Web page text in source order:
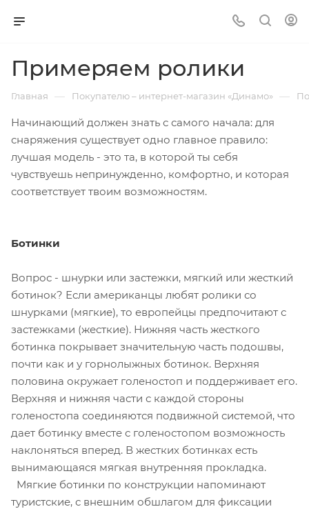
Примеряем ролики
Главная — Покупателю – интернет-магазин «Динамо» —
Начинающий должен знать с самого начала: для
снаряжения существует одно главное правило:
лучшая модель - это та, в которой ты себя
чувствуешь непринужденно, комфортно, и которая
соответствует твоим возможностям.
Ботинки
Вопрос - шнурки или застежки, мягкий или жесткий
ботинок? Если американцы любят ролики со
шнурками (мягкие), то европейцы предпочитают с
застежками (жесткие). Нижняя часть жесткого
ботинка покрывает значительную часть подошвы,
почти как и у горнолыжных ботинок. Верхняя
половина окружает голеностоп и поддерживает его.
Верхняя и нижняя части с каждой стороны
голеностопа соединяются подвижной системой, что
дает ботинку вместе с голеностопом возможность
наклоняться вперед. В жестких ботинках есть
вынимающаяся мягкая внутренняя прокладка.
Мягкие ботинки по конструкции напоминают
туристские, с внешним обшлагом для фиксации